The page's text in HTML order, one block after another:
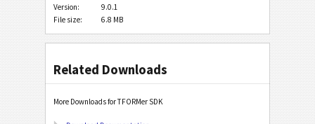
Version:
9.0.1
File size:
6.8 MB
Related Downloads
More Downloads for TFORMer SDK